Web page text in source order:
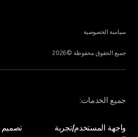
سياسة الخصوصية
جميع الحقوق محفوظة ©2026
جميع الخدمات:
واجهة المستخدم/تجربة
تصميم